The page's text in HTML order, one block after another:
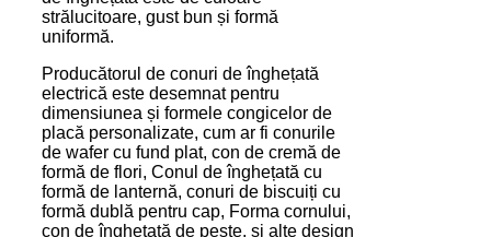
strălucitoare, gust bun și formă
uniformă.
Producătorul de conuri de înghețată
electrică este desemnat pentru
dimensiunea și formele congicelor de
placă personalizate, cum ar fi conurile
de wafer cu fund plat, con de cremă de
formă de flori, Conul de înghețată cu
formă de lanternă, conuri de biscuiți cu
formă dublă pentru cap, Forma cornului,
con de înghețată de pește, și alte design